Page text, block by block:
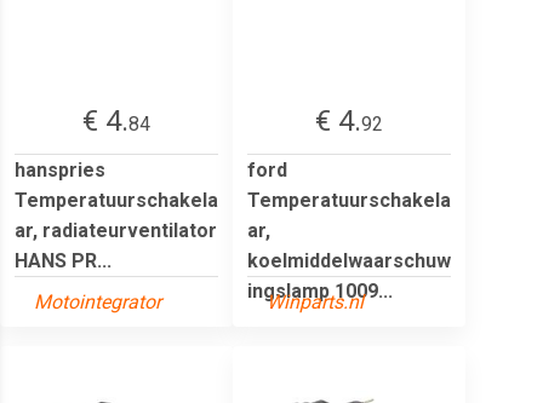
€ 4.84
hanspries
Temperatuurschakela
ar, radiateurventilator
HANS PR...
Motointegrator
€ 4.92
ford
Temperatuurschakela
ar,
koelmiddelwaarschuw
ingslamp 1009...
Winparts.nl